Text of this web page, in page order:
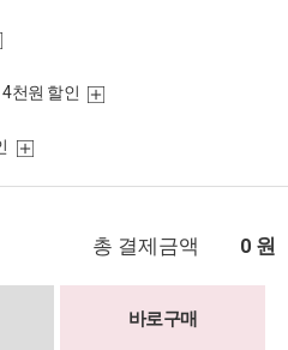
천원 할인
총 결제금액 0 원
바로구매